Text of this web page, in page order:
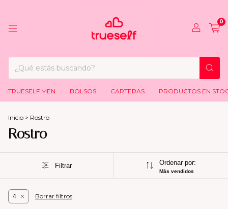
0
TRUESELF MEN BOLSOS CARTERAS PRODUCTOS EN
Inicio > Rostro
Rostro
Filtrar Ordenar por:
Más vendidos
4 Borrar filtros